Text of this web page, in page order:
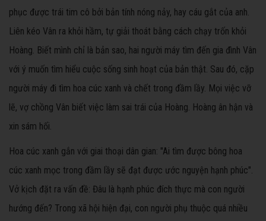
phục được trái tim cô bởi bản tính nóng nảy, hay cáu gắt của anh.
Liên kéo Vân ra khỏi hầm, tự giải thoát bằng cách chạy trốn khỏi
Hoàng. Biết mình chỉ là bản sao, hai người máy tìm đến gia đình Vân
với ý muốn tìm hiểu cuộc sống sinh hoạt của bản thật. Sau đó, cặp
người máy đi tìm hoa cúc xanh và chết trong đầm lầy. Mọi việc vỡ
lẽ, vợ chồng Vân biết việc làm sai trái của Hoàng. Hoàng ân hận và
xin sám hối.
Hoa cúc xanh gắn với giai thoại dân gian: "Ai tìm được bông hoa
cúc xanh mọc trong đầm lầy sẽ đạt được ước nguyện hạnh phúc".
Vở kịch đặt ra vấn đề: Đâu là hạnh phúc đích thực mà con người
hướng đến? Trong xã hội hiện đại, con người phụ thuộc quá nhiều